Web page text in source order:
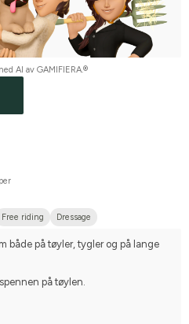
AI av GAMIFIERA.®
Free riding Dressage
både på tøyler, tygler og på lange
på tøylen.